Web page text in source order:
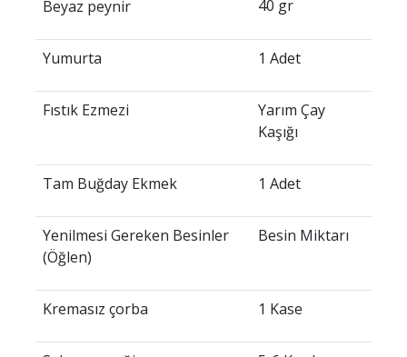
Beyaz peynir 40 gr
Yumurta 1 Adet
Fıstık Ezmezi
Yarım Çay
Kaşığı
Tam Buğday Ekmek 1 Adet
Yenilmesi Gereken Besinler
(Öğlen)
Besin Miktarı
Kremasız çorba 1 Kase